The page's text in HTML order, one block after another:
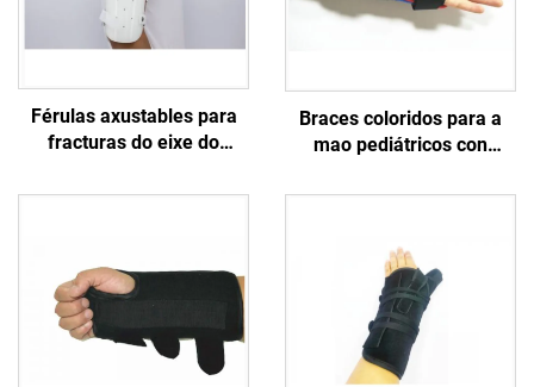
Férulas axustables para
fracturas do eixe do
para o brazo superior e o
Braces coloridos para a
mao pediátricos con
nenos / cativos /